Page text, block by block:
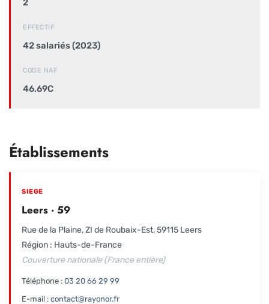
2
EFFECTIF
42 salariés (2023)
CODE NAF
46.69C
Établissements
SIEGE
Leers · 59
Rue de la Plaine, ZI de Roubaix-Est, 59115 Leers
Région : Hauts-de-France
Couverture nationale (France entière)
Téléphone : 03 20 66 29 99
E-mail : contact@rayonor.fr